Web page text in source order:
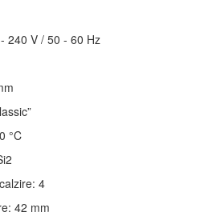
240 V / 50 - 60 Hz
°C
4
42 mm